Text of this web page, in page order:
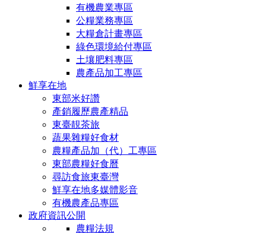
有機農業專區
公糧業務專區
大糧倉計畫專區
綠色環境給付專區
土壤肥料專區
農產品加工專區
鮮享在地
東部米好讚
產銷履歷農產精品
東臺靚茶旅
蔬果雜糧好食材
農糧產品加（代）工專區
東部農糧好食曆
尋訪食旅東臺灣
鮮享在地多媒體影音
有機農產品專區
政府資訊公開
農糧法規